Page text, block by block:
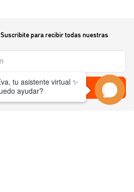
Suscribite para recibir todas nuestras
Enviar